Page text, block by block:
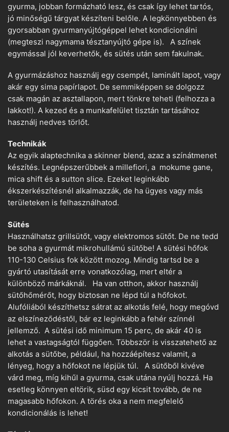
gyurma, jobban formázható lesz, és csak így lehet tartós,
jó minőségű tárgyat készíteni belőle. A legkönnyebben és
gyorsabban gyurmanyújtógéppel lehet kondicionálni
(megteszi nagymama tésztanyújtó gépe is). A színek
egymással jól keverhetők, és sütés után sem fakulnak.
A gyurmázáshoz használj egy csempét, laminált lapot, vagy
akár egy sima papírlapot. De semmiképpen se dolgozz
csak magán az asztallapon, mert tönkre teheti (felhozza a
lakkot!). A kezed és a munkafelület tisztán tartásához
használj nedves törlőt.
Technikák
Az egyik alaptechnika a skinner blend, azaz a színátmenet
készítés. Legnépszerűbbek a millefiori, a mokume gane,
mica shift és a sutton slice. Ezeket leginkább
ékszerkészítésnél alkalmazzák, de ha ügyes vagy más
területeken is felhasználhatod.
Sütés
Használhatsz grillsütőt, vagy elektromos sütőt. De ne tedd
be soha a gyurmát mikrohullámú sütőbe! A sütési hőfok
110-130 Celsius fok között mozog. Mindig tartsd be a
gyártó utasítását erre vonatkozólag, mert eltér a
különböző márkáknál. Ha van otthon, akkor használj
sütőhőmérőt, hogy biztosan ne lépd túl a hőfokot.
Alufóliából készíthetsz sátrat az alkotás felé, hogy megóvd
az elszíneződéstől, bár ez leginkább a fehér színnél
jellemző. A sütési idő minimum 15 perc, de akár 40 is
lehet a vastagságtól függően. Többször is visszatehető az
alkotás a sütőbe, például, ha hozzáépítesz valamit, a
lényeg, hogy a hőfokot ne lépjük túl. A sütőből kivéve
várd meg, míg kihűl a gyurma, csak utána nyúlj hozzá. Ha
esetleg könnyen eltörik, süsd egy kicsit tovább, de ne
magasabb hőfokon. A törés oka a nem megfelelő
kondicionálás is lehet!